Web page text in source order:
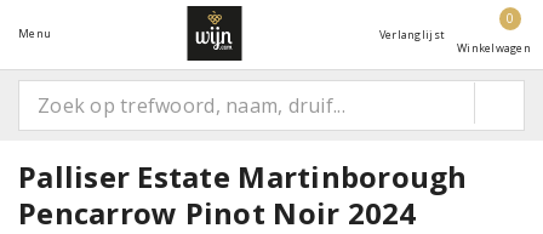
Menu Verlanglijst
0
Winkelwagen
Palliser Estate Martinborough
Pencarrow Pinot Noir 2024